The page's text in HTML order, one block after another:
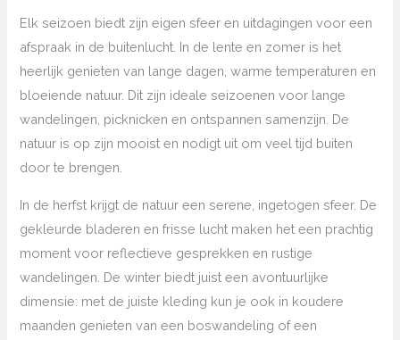
Elk seizoen biedt zijn eigen sfeer en uitdagingen voor een
afspraak in de buitenlucht. In de lente en zomer is het
heerlijk genieten van lange dagen, warme temperaturen en
bloeiende natuur. Dit zijn ideale seizoenen voor lange
wandelingen, picknicken en ontspannen samenzijn. De
natuur is op zijn mooist en nodigt uit om veel tijd buiten
door te brengen.
In de herfst krijgt de natuur een serene, ingetogen sfeer. De
gekleurde bladeren en frisse lucht maken het een prachtig
moment voor reflectieve gesprekken en rustige
wandelingen. De winter biedt juist een avontuurlijke
dimensie: met de juiste kleding kun je ook in koudere
maanden genieten van een boswandeling of een